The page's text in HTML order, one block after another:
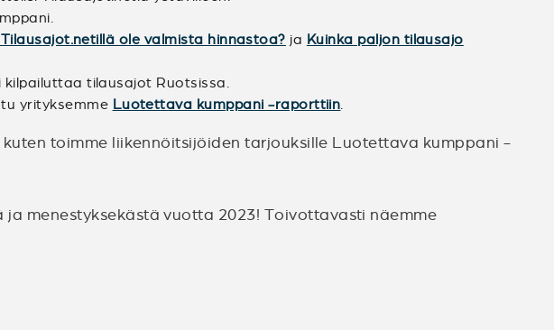
Tilausajot.netillä ole valmista hinnastoa? ja Kuinka paljon tilausajo
kilpailuttaa tilausajot Ruotsissa.
yrityksemme Luotettava kumppani -raporttiin
toimme liikennöitsijöiden tarjouksille Luotettava kumppani -
menestyksekästä vuotta 2023! Toivottavasti näemme